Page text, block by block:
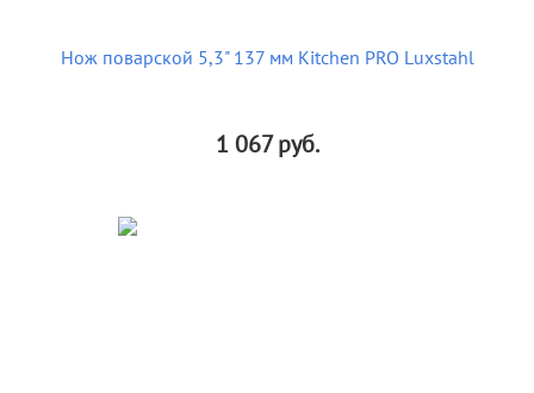
Нож поварской 5,3" 137 мм Kitchen PRO Luxstahl
1 067руб.